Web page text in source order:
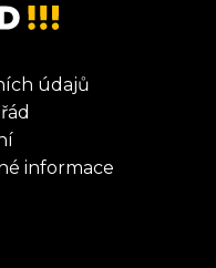
údajů
informace